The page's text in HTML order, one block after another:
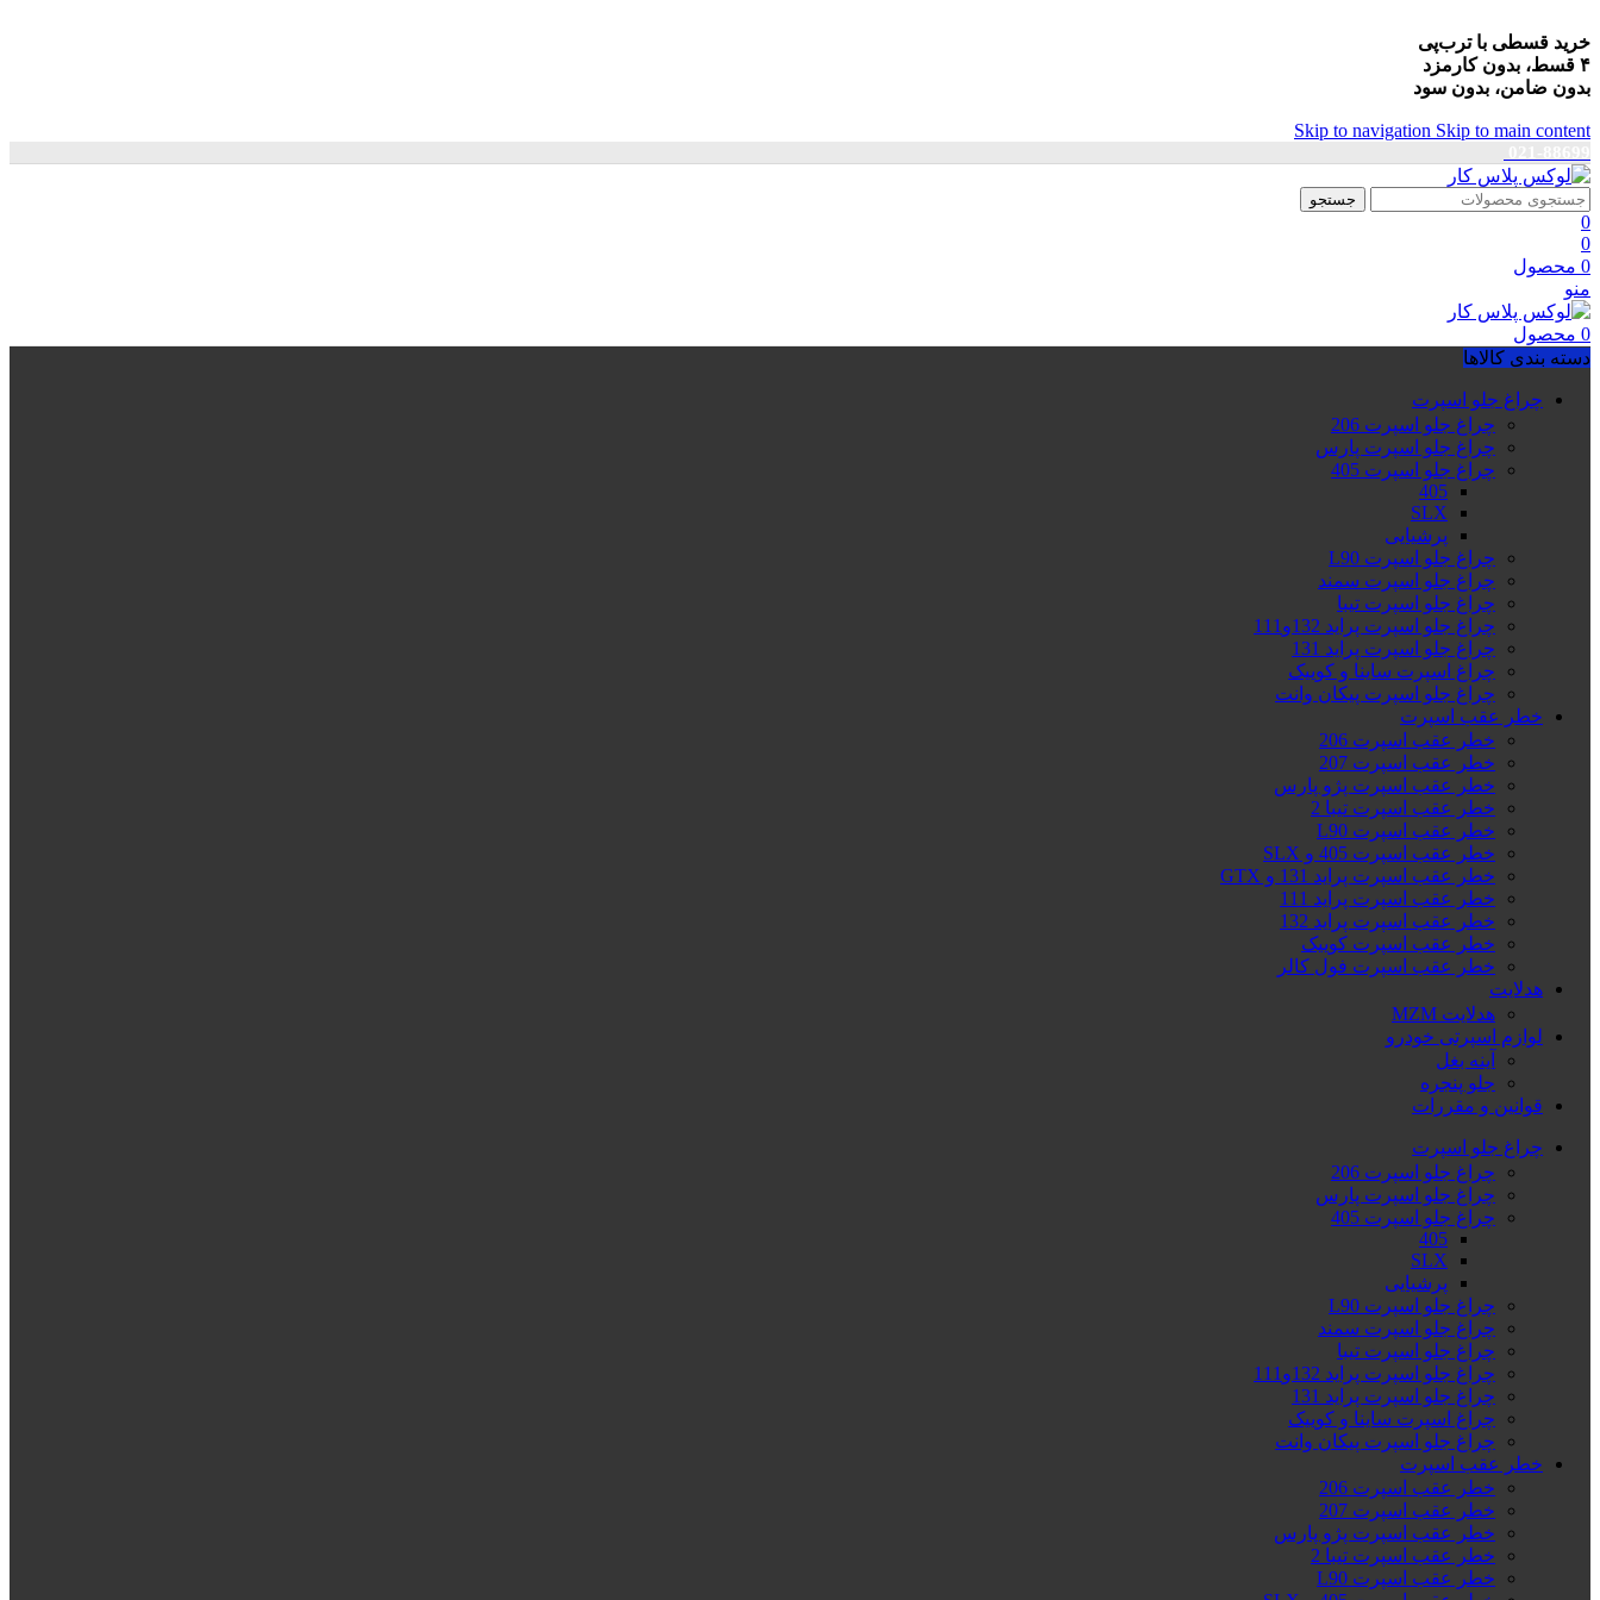
خرید قسطی با ترب‌پی
۴ قسط، بدون کارمزد
بدون ضامن، بدون سود
Skip to navigation Skip to main content
جستجو
0
0
0 محصول
منو
0 محصول
دسته بندی کالاها
چراغ جلو اسپرت
چراغ جلو اسپرت 206
چراغ جلو اسپرت پارس
چراغ جلو اسپرت 405
405
SLX
پرشیایی
چراغ جلو اسپرت L90
چراغ جلو اسپرت سمند
چراغ جلو اسپرت تیبا
چراغ جلو اسپرت پراید 132و111
چراغ جلو اسپرت پراید 131
چراغ اسپرت ساینا و کوییک
چراغ جلو اسپرت پیکان وانت
خطر عقب اسپرت
خطر عقب اسپرت 206
خطر عقب اسپرت 207
خطر عقب اسپرت پژو پارس
خطر عقب اسپرت تیبا 2
خطر عقب اسپرت L90
خطر عقب اسپرت 405 و SLX
خطر عقب اسپرت پراید 131 و GTX
خطر عقب اسپرت پراید 111
خطر عقب اسپرت پراید 132
خطر عقب اسپرت کوییک
خطر عقب اسپرت فول کالر
هدلایت
هدلایت MZM
لوازم اسپرتی خودرو
آینه بغل
جلو پنجره
قوانین و مقررات
چراغ جلو اسپرت
چراغ جلو اسپرت 206
چراغ جلو اسپرت پارس
چراغ جلو اسپرت 405
405
SLX
پرشیایی
چراغ جلو اسپرت L90
چراغ جلو اسپرت سمند
چراغ جلو اسپرت تیبا
چراغ جلو اسپرت پراید 132و111
چراغ جلو اسپرت پراید 131
چراغ اسپرت ساینا و کوییک
چراغ جلو اسپرت پیکان وانت
خطر عقب اسپرت
خطر عقب اسپرت 206
خطر عقب اسپرت 207
خطر عقب اسپرت پژو پارس
خطر عقب اسپرت تیبا 2
خطر عقب اسپرت L90